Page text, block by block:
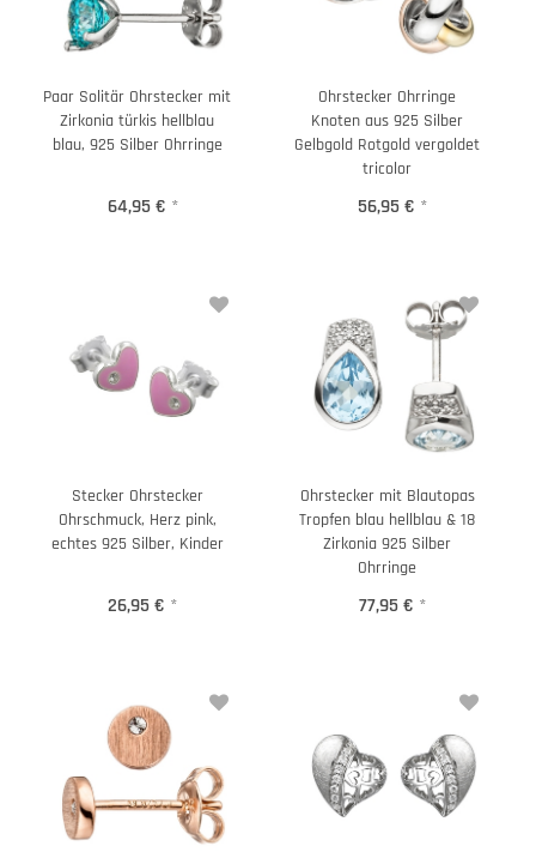
Paar Solitär Ohrstecker mit
Zirkonia türkis hellblau
blau, 925 Silber Ohrringe
64,95 € *
Ohrstecker Ohrringe
Knoten aus 925 Silber
Gelbgold Rotgold vergoldet
tricolor
56,95 € *
Stecker Ohrstecker
Ohrschmuck, Herz pink,
echtes 925 Silber, Kinder
26,95 € *
Ohrstecker mit Blautopas
Tropfen blau hellblau & 18
Zirkonia 925 Silber
Ohrringe
77,95 € *